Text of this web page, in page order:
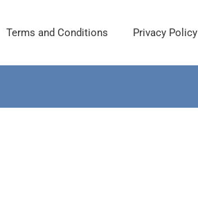
Terms and Conditions Privacy Policy